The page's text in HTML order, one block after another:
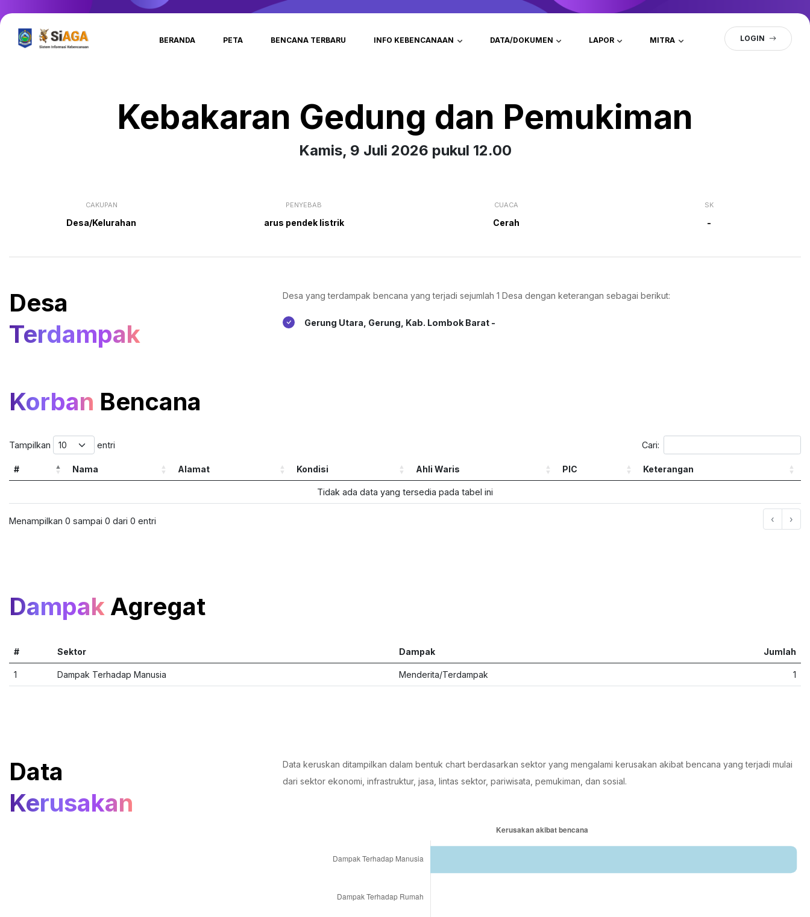
BERANDA PETA BENCANA TERBARU INFO KEBENCANAAN DATA/DOKUMEN LAPOR MITRA LOGIN
Kebakaran Gedung dan Pemukiman
Kamis, 9 Juli 2026 pukul 12.00
CAKUPAN
Desa/Kelurahan
PENYEBAB
arus pendek listrik
CUACA
Cerah
SK
-
Desa
Terdampak
Desa yang terdampak bencana yang terjadi sejumlah 1 Desa dengan keterangan sebagai berikut:
Gerung Utara, Gerung, Kab. Lombok Barat -
Korban Bencana
Tampilkan entri Cari:
# Nama Alamat Kondisi Ahli Waris PIC Keterangan
Tidak ada data yang tersedia pada tabel ini
Menampilkan 0 sampai 0 dari 0 entri ‹ ›
Dampak Agregat
# Sektor Dampak Jumlah
1 Dampak Terhadap Manusia Menderita/Terdampak 1
Data
Kerusakan
Data keruskan ditampilkan dalam bentuk chart berdasarkan sektor yang mengalami kerusakan akibat bencana yang terjadi mulai
dari sektor ekonomi, infrastruktur, jasa, lintas sektor, pariwisata, pemukiman, dan sosial.